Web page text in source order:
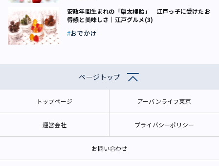
安政年間生まれの「榮太樓飴」 江戸っ子に受けたお
得感と美味しさ｜江戸グルメ(3)
おでかけ
ページトップ
トップページ アーバンライフ東京
運営会社 プライバシーポリシー
お問い合わせ